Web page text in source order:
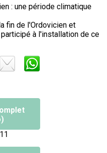
: une période climatique
fin de l'Ordovicien et
à l'installation de ce